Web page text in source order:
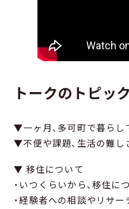
トークのトピック
▼一ヶ月、多可町で暮ら
▼不便や課題、生活の難し
▼ 移住について
・いつくらいから、移住
・経験者への相談やリサ